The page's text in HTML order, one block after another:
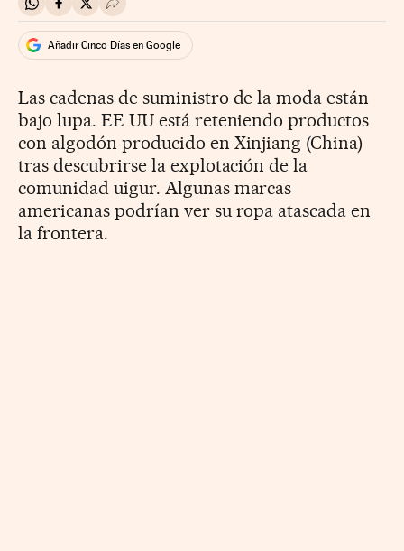
Compartir en Whatsapp
Compartir en Facebook
Compartir en Twitter
Desplegar Redes Sociales
Añadir Cinco Días en Google
Las cadenas de suministro de la moda están
bajo lupa. EE UU está reteniendo productos
con algodón producido en Xinjiang (China)
tras descubrirse la explotación de la
comunidad uigur. Algunas marcas
americanas podrían ver su ropa atascada en
la frontera.